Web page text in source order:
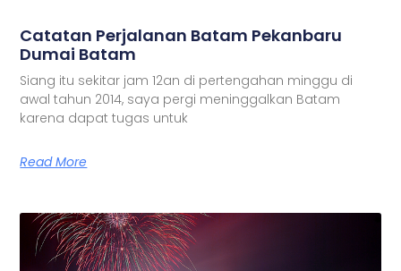
Catatan Perjalanan Batam Pekanbaru
Dumai Batam
Siang itu sekitar jam 12an di pertengahan minggu di
awal tahun 2014, saya pergi meninggalkan Batam
karena dapat tugas untuk
Read More